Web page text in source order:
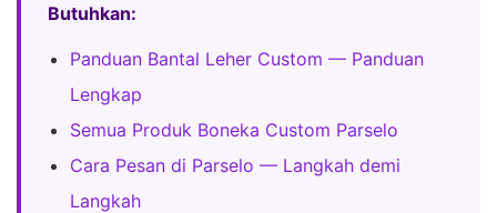
Butuhkan:
Panduan Bantal Leher Custom — Panduan
Lengkap
Semua Produk Boneka Custom Parselo
Cara Pesan di Parselo — Langkah demi
Langkah